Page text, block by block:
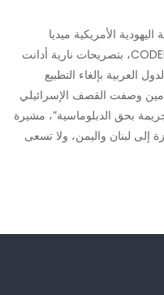
الأمريكية ميديا
بنجامين، المؤسسة المشاركة لحركة CODEPINK، بتصريحات نارية أدانت
العربية بإلغاء التطبيع
وصفت القصف الإسرائيلي
بحق الدبلوماسية”، مشيرة
لبنان واليمن، ولا تسعى